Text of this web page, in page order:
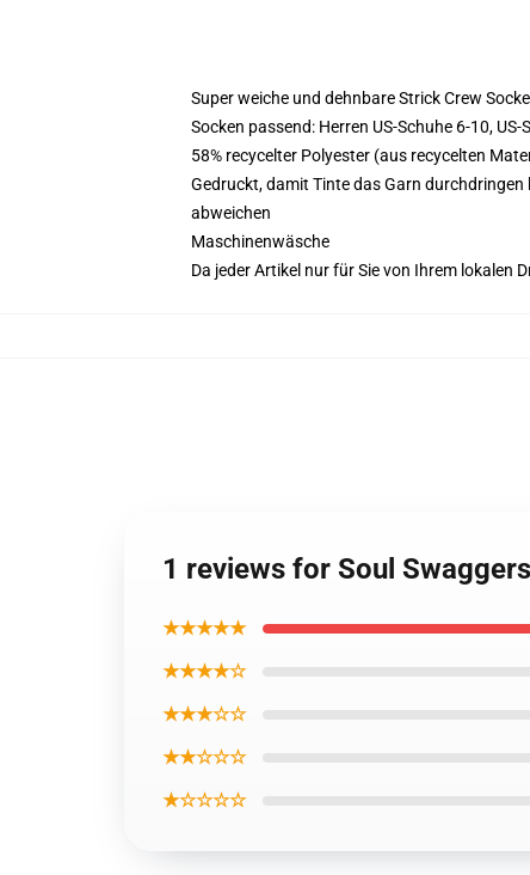
Super weiche und dehnbare Strick Crew
Socken passend: Herren US-Schuhe 6-10,
58% recycelter Polyester (aus recycelten
Gedruckt, damit Tinte das Garn
abweichen
Maschinenwäsche
Da jeder Artikel nur für Sie von Ihrem lokalen
1 reviews for Soul
★★★★★
★★★★☆
★★★☆☆
★★☆☆☆
★☆☆☆☆